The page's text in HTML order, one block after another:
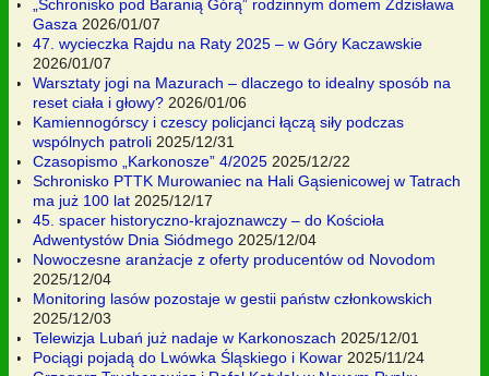
„Schronisko pod Baranią Górą” rodzinnym domem Zdzisława
Gasza 2026/01/07
47. wycieczka Rajdu na Raty 2025 – w Góry Kaczawskie
2026/01/07
Warsztaty jogi na Mazurach – dlaczego to idealny sposób na
reset ciała i głowy? 2026/01/06
Kamiennogórscy i czescy policjanci łączą siły podczas
wspólnych patroli 2025/12/31
Czasopismo „Karkonosze” 4/2025 2025/12/22
Schronisko PTTK Murowaniec na Hali Gąsienicowej w Tatrach
ma już 100 lat 2025/12/17
45. spacer historyczno-krajoznawczy – do Kościoła
Adwentystów Dnia Siódmego 2025/12/04
Nowoczesne aranżacje z oferty producentów od Novodom
2025/12/04
Monitoring lasów pozostaje w gestii państw członkowskich
2025/12/03
Telewizja Lubań już nadaje w Karkonoszach 2025/12/01
Pociągi pojadą do Lwówka Śląskiego i Kowar 2025/11/24